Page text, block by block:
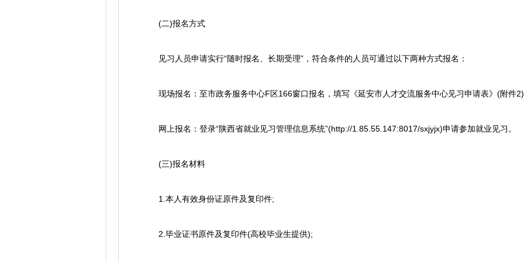
(二)报名方式
见习人员申请实行“随时报名、长期受理”，符合条件的人员可通过以下两种方式报名：
现场报名：至市政务服务中心F区166窗口报名，填写《延安市人才交流服务中心见习申请表》(附件
网上报名：登录“陕西省就业见习管理信息系统”(http://1.85.55.147:8017/sxjyjx)申请参加就业见习。
(三)报名材料
1.本人有效身份证原件及复印件;
2.毕业证书原件及复印件(高校毕业生提供);